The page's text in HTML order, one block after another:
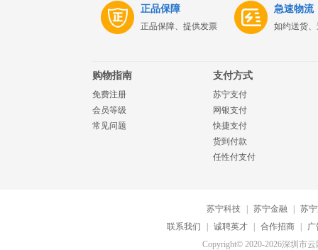
正品保障
正品保障、提供发票
急速物流
如约送货
购物指南
免费注册
会员等级
常见问题
支付方式
苏宁支付
网银支付
快捷支付
货到付款
任性付支付
苏宁科技 苏宁金融
苏
联系我们
诚聘英才 合作招商
广
Copyright© 2020-2026深圳市